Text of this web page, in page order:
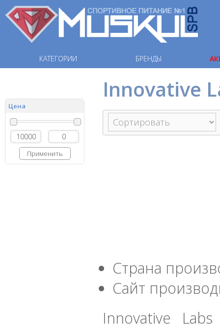
КАТЕГОРИИ БРЕНДЫ
Цена
Применить
Innovative
Страна
Сайт
Innovative